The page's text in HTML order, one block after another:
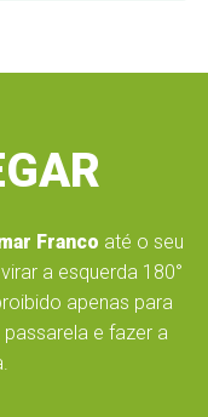
Franco até o seu
a esquerda 180°
apenas para
e fazer a